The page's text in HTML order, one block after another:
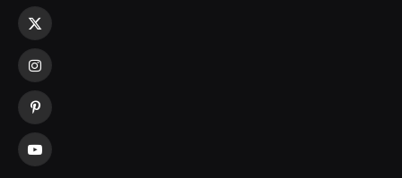
X
(Twitter)
Instagram
Pinterest
YouTube